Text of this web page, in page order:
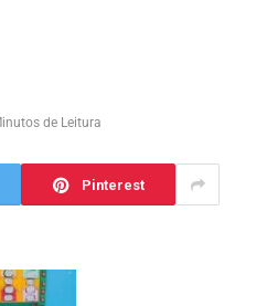
de Leitura
Pinterest